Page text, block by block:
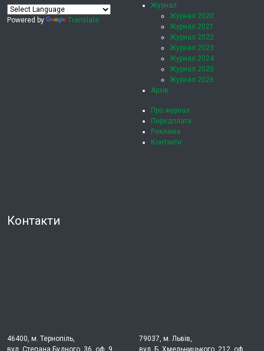
Powered by Translate
Журнал
Журнал 2020
Журнал 2021
Журнал 2022
Журнал 2023
Журнал 2024
Журнал 2025
Журнал 2026
Архів
Про журнал
Передплата
Реклама
Контакти
Контакти
46400, м. Тернопіль,
вул. Степана Будного, 36, оф. 9
79037, м. Львів,
вул. Б. Хмельницького, 212, оф.